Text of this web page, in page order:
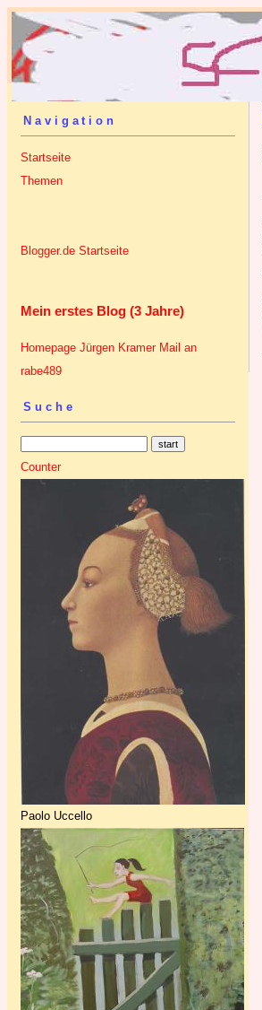
Navigation
Startseite
Themen
Blogger.de Startseite
Mein erstes Blog (3 Jahre)
Homepage Jürgen Kramer Mail an
rabe489
Suche
Counter
Paolo Uccello